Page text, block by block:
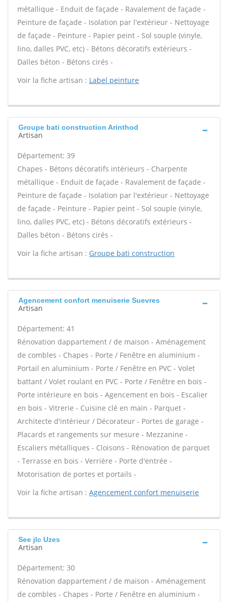
métallique - Enduit de façade - Ravalement de façade -
Peinture de façade - Isolation par l'extérieur - Nettoyage
de façade - Peinture - Papier peint - Sol souple (vinyle,
lino, dalles PVC, etc) - Bétons décoratifs extérieurs -
Dalles béton - Bétons cirés -
Voir la fiche artisan : Label peinture
Groupe bati construction Arinthod
Artisan
Département: 39
Chapes - Bétons décoratifs intérieurs - Charpente
métallique - Enduit de façade - Ravalement de façade -
Peinture de façade - Isolation par l'extérieur - Nettoyage
de façade - Peinture - Papier peint - Sol souple (vinyle,
lino, dalles PVC, etc) - Bétons décoratifs extérieurs -
Dalles béton - Bétons cirés -
Voir la fiche artisan : Groupe bati construction
Agencement confort menuiserie Suevres
Artisan
Département: 41
Rénovation dappartement / de maison - Aménagement
de combles - Chapes - Porte / Fenêtre en aluminium -
Portail en aluminium - Porte / Fenêtre en PVC - Volet
battant / Volet roulant en PVC - Porte / Fenêtre en bois -
Porte intérieure en bois - Agencement en bois - Escalier
en bois - Vitrerie - Cuisine clé en main - Parquet -
Architecte d'intérieur / Décorateur - Portes de garage -
Placards et rangements sur mesure - Mezzanine -
Escaliers métalliques - Cloisons - Rénovation de parquet
- Terrasse en bois - Verrière - Porte d'entrée -
Motorisation de portes et portails -
Voir la fiche artisan : Agencement confort menuiserie
See jlc Uzes
Artisan
Département: 30
Rénovation dappartement / de maison - Aménagement
de combles - Chapes - Porte / Fenêtre en aluminium -